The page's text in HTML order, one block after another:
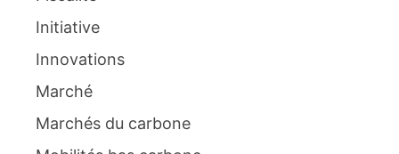
Initiative
Innovations
Marché
Marchés du carbone